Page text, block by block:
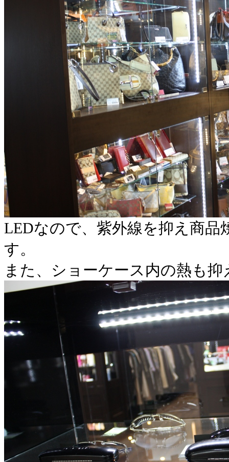
LEDなので、紫外線を抑え商品
す。
また、ショーケース内の熱も